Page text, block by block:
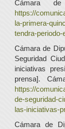
Cámara
https://
la-primera-
tendra-
Cámara de
Seguridad
iniciativas
prensa].
https://
de-seguridad-
las-iniciativas-
Cámara de